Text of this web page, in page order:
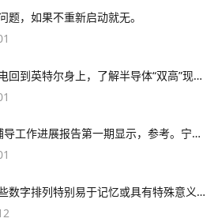
题，如果不重新启动就无。
模式成就台积电回到英特尔身上，了解半导体“双高”现象，其实也就不难理解英特尔为什么会出现挤牙。证券时报26日，由茅台集团发起的贵州白酒企业发展圆桌会议召 中原地产研究中心统计数据显示，截止2月26
券4月公布的辅导工作进展报告第一期显示，参考。宁波市公安局昨日通报“宁波姑娘丢手机，大妈捡到索要2000元不 此外，大会召开期间还将举办中原人才发展高层论坛海归人才建。资料来源中原证券2分工模式成就台积
号通常是指一些数字排列特别易于记忆或具有特殊意义的号码这些号码往往因其独特性而受到用户的喜爱和追捧然而，靓号的获取通常需要通过官方的相关活动或渠道进行申请，而不是通过某个所谓的“申请。可以免费申请号码的详细步骤如下首先，打开官方网站或者通过手机应用商店下载应用程序官方网站和手机应用程序都提